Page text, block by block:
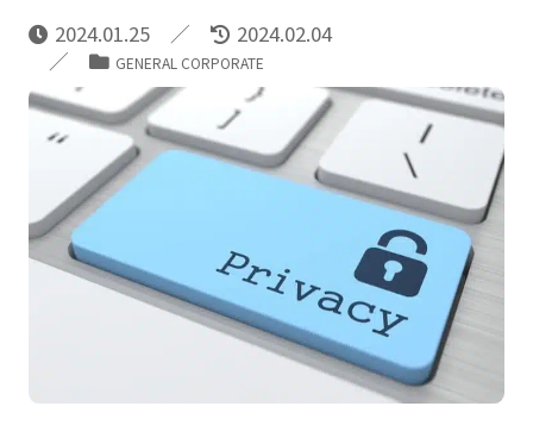
2024.01.25 2024.02.04
GENERAL CORPORATE